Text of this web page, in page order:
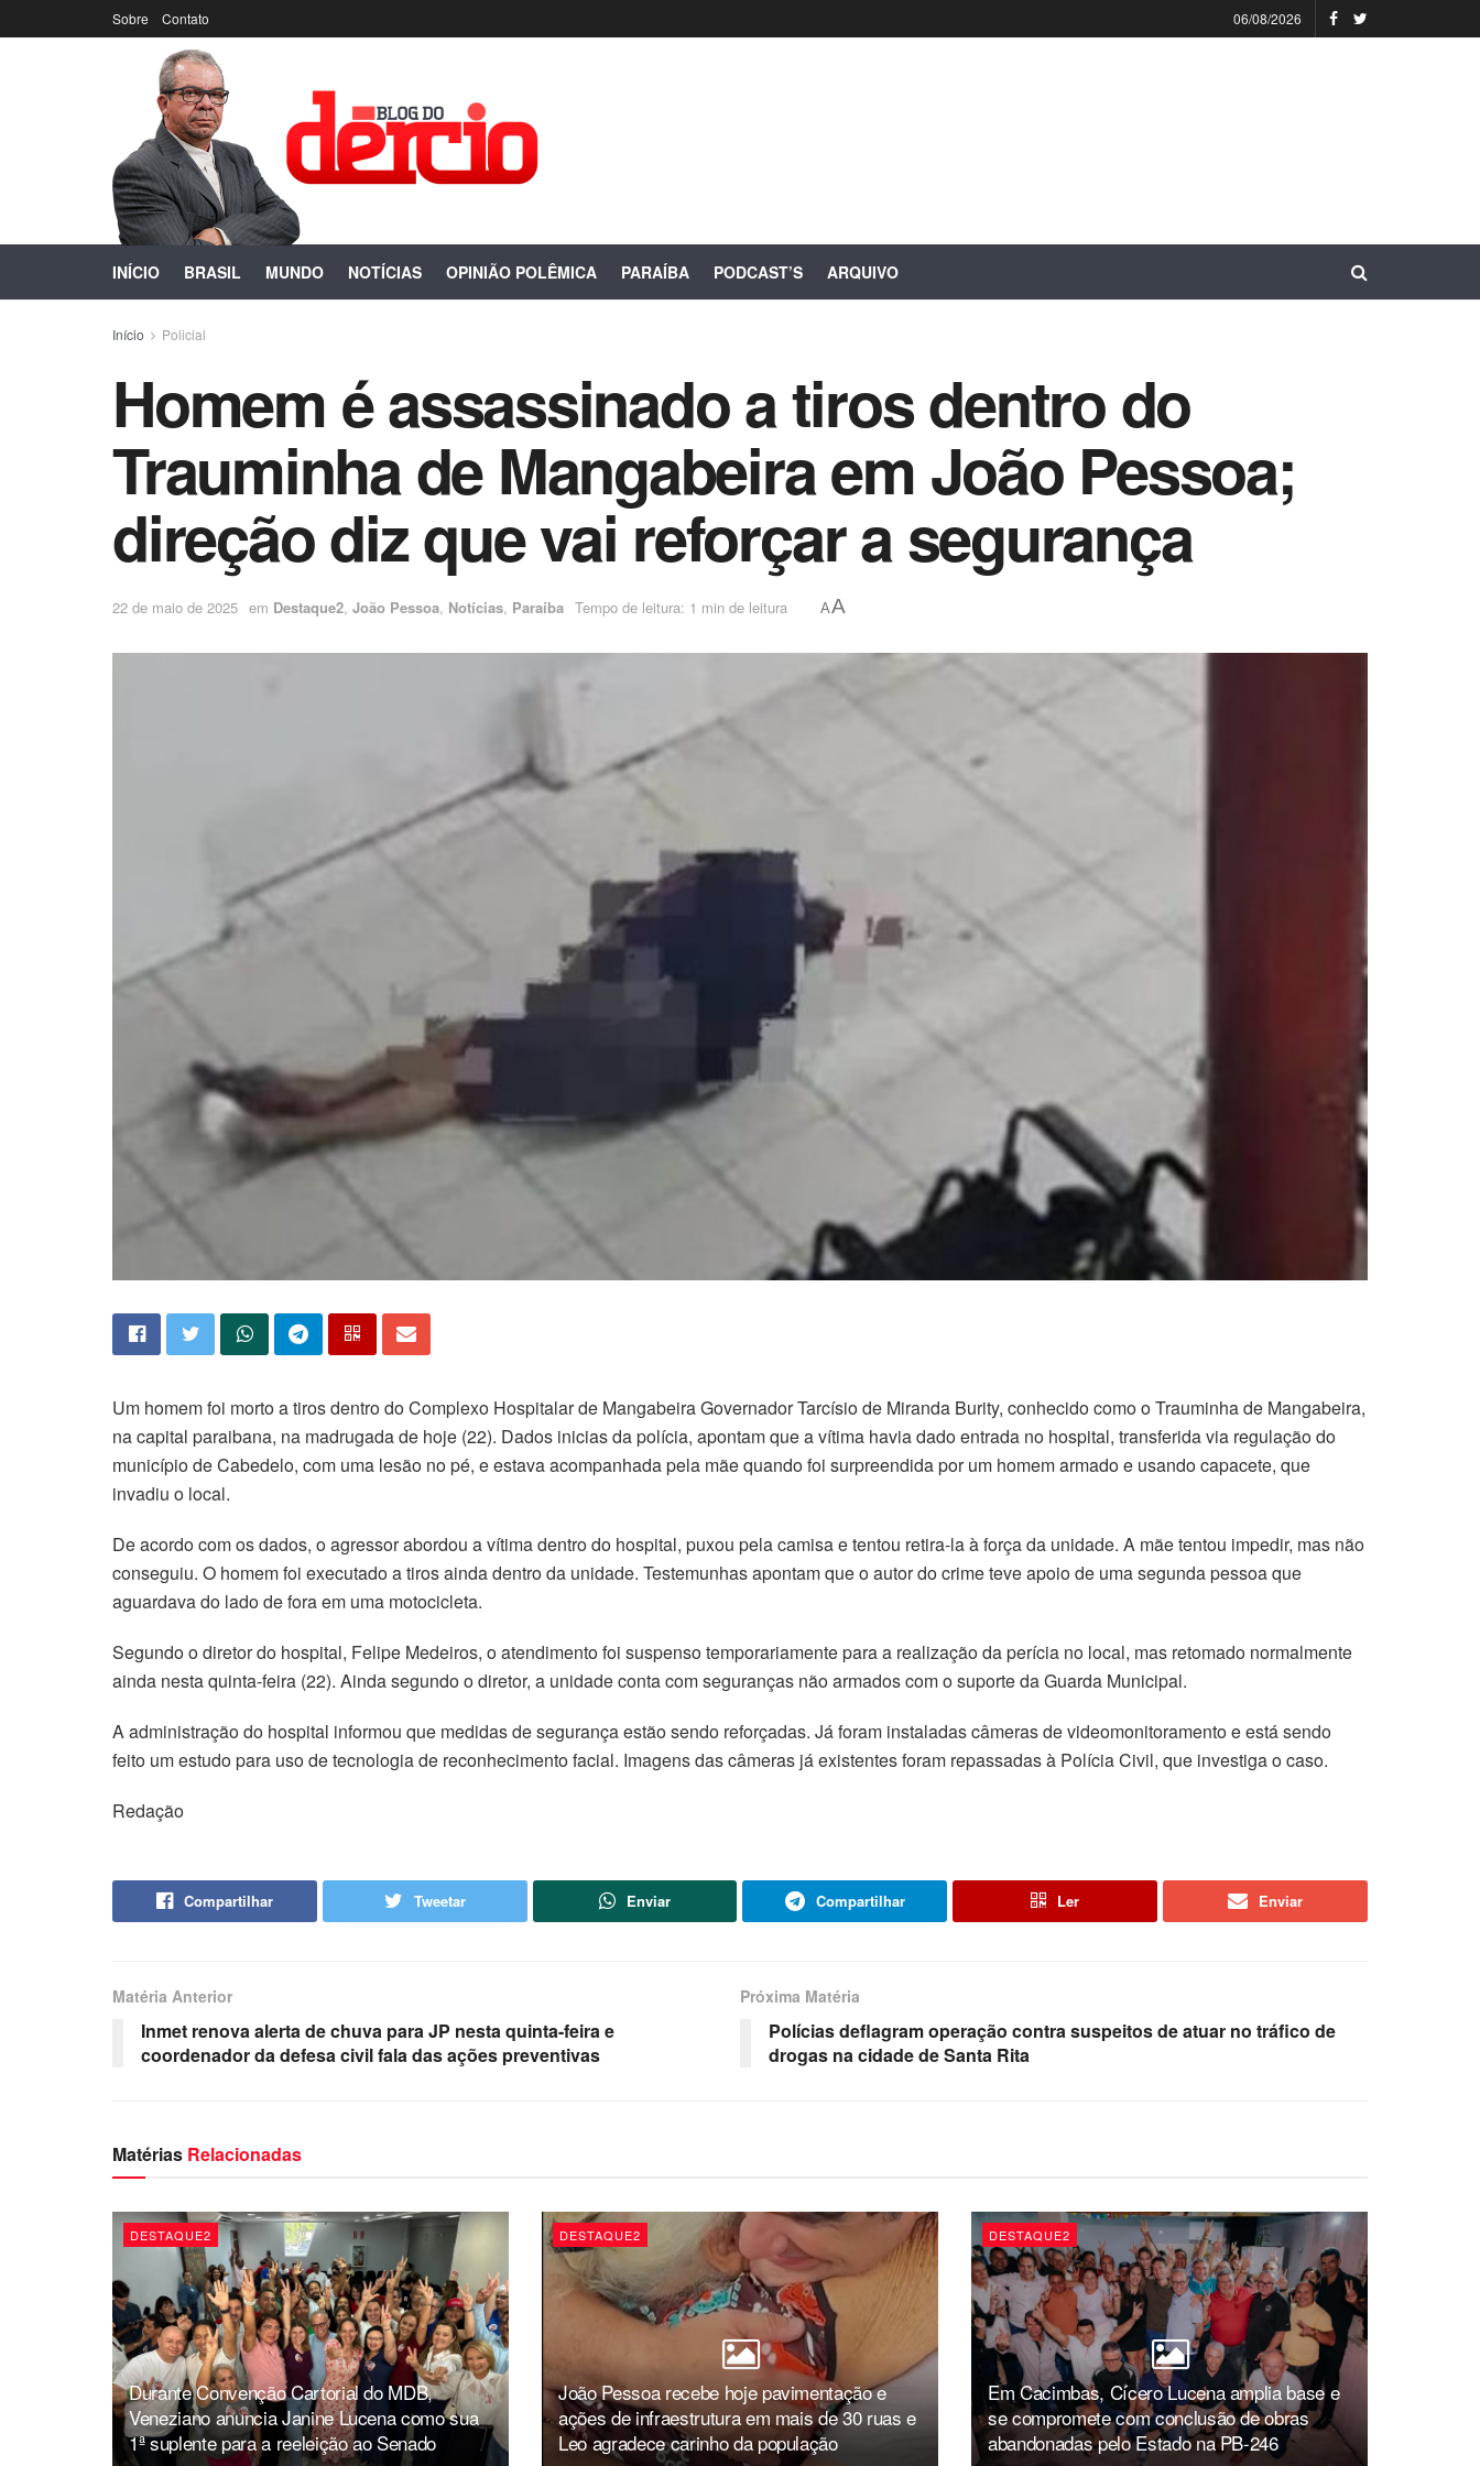
Sobre Contato 06/08/2026
INÍCIO BRASIL MUNDO NOTÍCIAS OPINIÃO POLÊMICA PARAÍBA PODCAST’S ARQUIVO
Início Policial
Homem é assassinado a tiros dentro do
Trauminha de Mangabeira em João Pessoa;
direção diz que vai reforçar a segurança
22 de maio de 2025 em Destaque2, João Pessoa, Notícias, Paraíba Tempo de leitura: 1 min de leitura AA
Um homem foi morto a tiros dentro do Complexo Hospitalar de Mangabeira Governador Tarcísio de Miranda Burity, conhecido como o Trauminha de Mangabeira,
na capital paraibana, na madrugada de hoje (22). Dados inicias da polícia, apontam que a vítima havia dado entrada no hospital, transferida via regulação do
município de Cabedelo, com uma lesão no pé, e estava acompanhada pela mãe quando foi surpreendida por um homem armado e usando capacete, que
invadiu o local.
De acordo com os dados, o agressor abordou a vítima dentro do hospital, puxou pela camisa e tentou retira-la à força da unidade. A mãe tentou impedir, mas não
conseguiu. O homem foi executado a tiros ainda dentro da unidade. Testemunhas apontam que o autor do crime teve apoio de uma segunda pessoa que
aguardava do lado de fora em uma motocicleta.
Segundo o diretor do hospital, Felipe Medeiros, o atendimento foi suspenso temporariamente para a realização da perícia no local, mas retomado normalmente
ainda nesta quinta-feira (22). Ainda segundo o diretor, a unidade conta com seguranças não armados com o suporte da Guarda Municipal.
A administração do hospital informou que medidas de segurança estão sendo reforçadas. Já foram instaladas câmeras de videomonitoramento e está sendo
feito um estudo para uso de tecnologia de reconhecimento facial. Imagens das câmeras já existentes foram repassadas à Polícia Civil, que investiga o caso.
Redação
Compartilhar Tweetar Enviar Compartilhar Ler Enviar
Matéria Anterior
Inmet renova alerta de chuva para JP nesta quinta-feira e
coordenador da defesa civil fala das ações preventivas
Próxima Matéria
Polícias deflagram operação contra suspeitos de atuar no tráfico de
drogas na cidade de Santa Rita
Matérias Relacionadas
DESTAQUE2
Durante Convenção Cartorial do MDB,
Veneziano anuncia Janine Lucena como sua
1ª suplente para a reeleição ao Senado
DESTAQUE2
João Pessoa recebe hoje pavimentação e
ações de infraestrutura em mais de 30 ruas e
Leo agradece carinho da população
DESTAQUE2
Em Cacimbas, Cícero Lucena amplia base e
se compromete com conclusão de obras
abandonadas pelo Estado na PB-246